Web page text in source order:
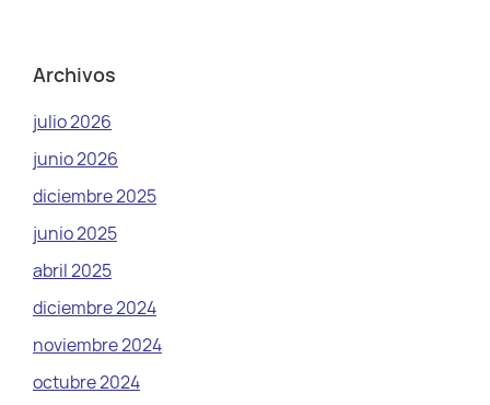
Archivos
julio 2026
junio 2026
diciembre 2025
junio 2025
abril 2025
diciembre 2024
noviembre 2024
octubre 2024